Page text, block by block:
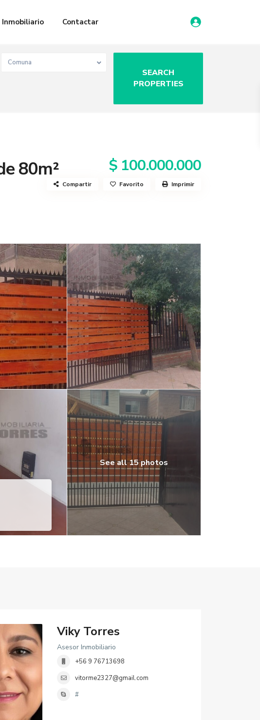
Inmobiliario
Contactar
Comuna
80m²
$ 100.000.000
Compartir Favorito Imprimir
See all 15 photos
Viky Torres
Asesor Inmobiliario
+56 9 76713698
vitorme2327@gmail.com
#